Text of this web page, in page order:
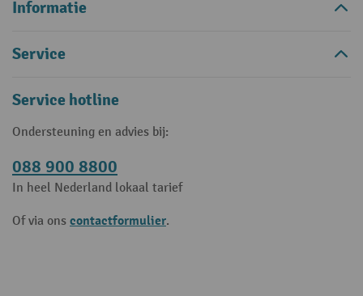
Informatie
Service
Service hotline
Ondersteuning en advies bij:
088 900 8800
In heel Nederland lokaal tarief
Of via ons contactformulier.